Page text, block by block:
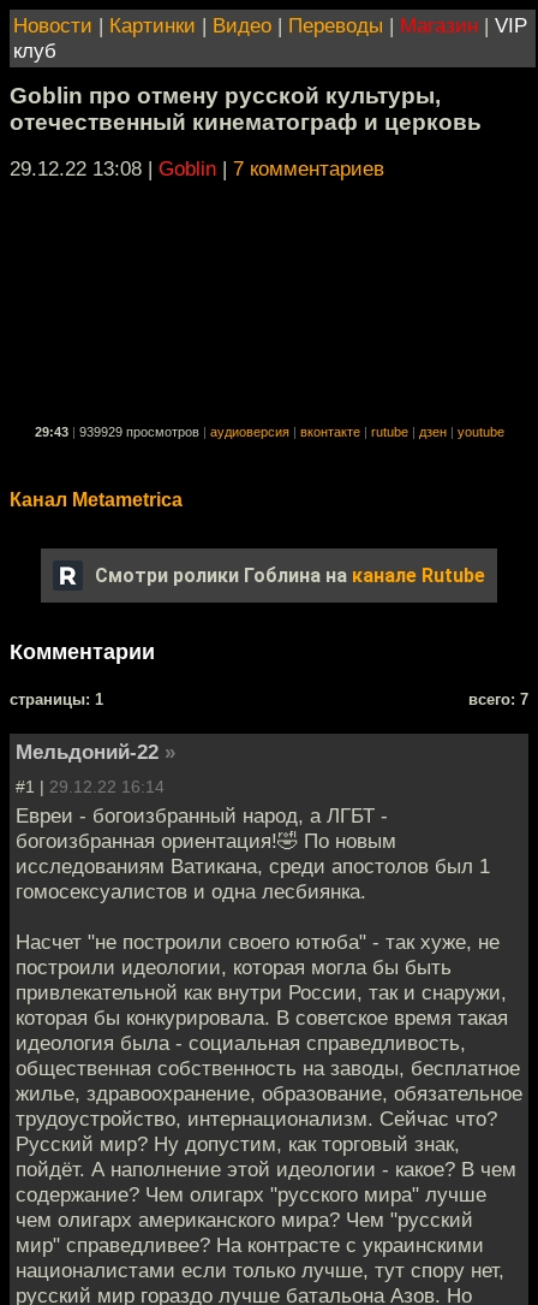
Новости | Картинки | Видео | Переводы | Магазин | VIP
клуб
Goblin про отмену русской культуры,
отечественный кинематограф и церковь
29.12.22 13:08 | Goblin | 7 комментариев
29:43 939929 просмотров аудиоверсия вконтакте rutube дзен youtube
Канал Metametrica
Смотри ролики Гоблина на канале Rutube
Комментарии
cтраницы: 1 всего: 7
Мельдоний-22 »
#1 | 29.12.22 16:14
Евреи - богоизбранный народ, а ЛГБТ -
богоизбранная ориентация!🤣 По новым
исследованиям Ватикана, среди апостолов был 1
гомосексуалистов и одна лесбиянка.
Насчет "не построили своего ютюба" - так хуже, не
построили идеологии, которая могла бы быть
привлекательной как внутри России, так и снаружи,
которая бы конкурировала. В советское время такая
идеология была - социальная справедливость,
общественная собственность на заводы, бесплатное
жилье, здравоохранение, образование, обязательное
трудоустройство, интернационализм. Сейчас что?
Русский мир? Ну допустим, как торговый знак,
пойдёт. А наполнение этой идеологии - какое? В чем
содержание? Чем олигарх "русского мира" лучше
чем олигарх американского мира? Чем "русский
мир" справедливее? На контрасте с украинскими
националистами если только лучше, тут спору нет,
русский мир гораздо лучше батальона Азов. Но